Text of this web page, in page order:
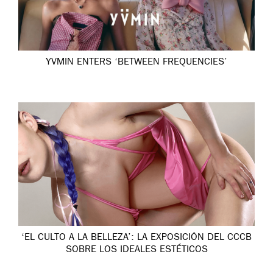
YVMIN ENTERS ‘BETWEEN FREQUENCIES’
‘EL CULTO A LA BELLEZA’: LA EXPOSICIÓN DEL CCCB
SOBRE LOS IDEALES ESTÉTICOS